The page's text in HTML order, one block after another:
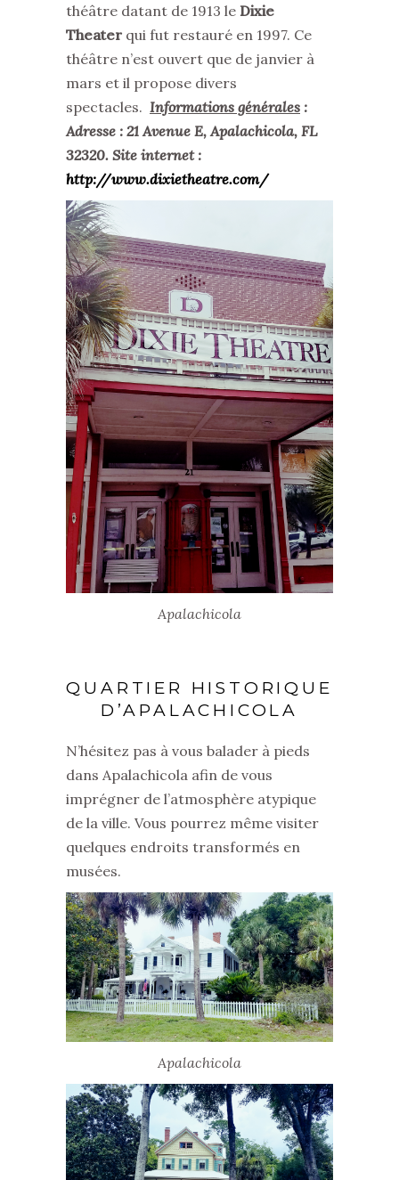
théâtre datant de 1913 le Dixie
Theater qui fut restauré en 1997. Ce
théâtre n’est ouvert que de janvier à
mars et il propose divers
spectacles. Informations générales :
Adresse : 21 Avenue E, Apalachicola, FL
32320. Site internet :
http://www.dixietheatre.com/
Apalachicola
QUARTIER HISTORIQUE
D’APALACHICOLA
N’hésitez pas à vous balader à pieds
dans Apalachicola afin de vous
imprégner de l’atmosphère atypique
de la ville. Vous pourrez même visiter
quelques endroits transformés en
musées.
Apalachicola